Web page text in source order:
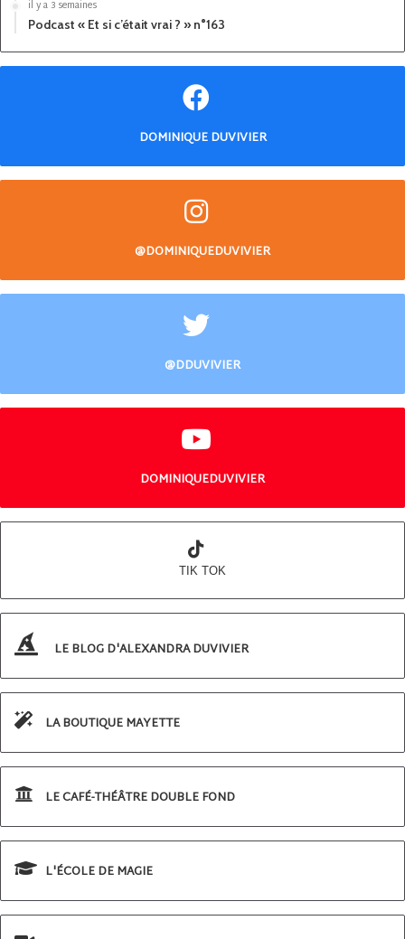
il y a 3 semaines
Podcast « Et si c’était vrai ? » n°163
DOMINIQUE DUVIVIER
@DOMINIQUEDUVIVIER
@DDUVIVIER
DOMINIQUEDUVIVIER
TIK TOK
LE BLOG D'ALEXANDRA DUVIVIER
LA BOUTIQUE MAYETTE
LE CAFÉ-THÉÂTRE DOUBLE FOND
L'ÉCOLE DE MAGIE